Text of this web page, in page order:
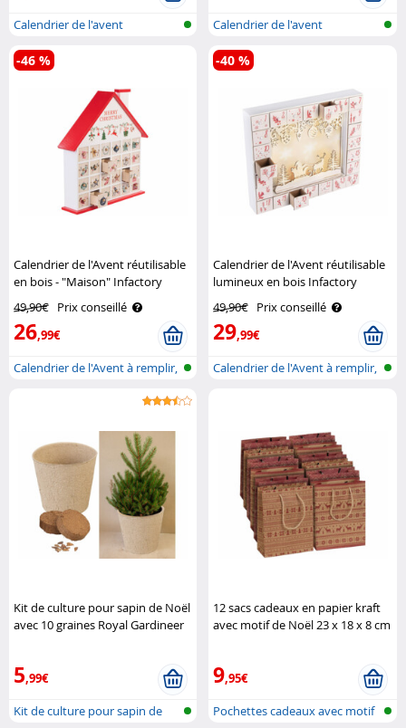
Calendrier de l'avent
Calendrier de l'avent
Calendrier de l'Avent réutilisable
en bois - "Maison" Infactory
49,90€ Prix conseillé
26,99€
-46 %
Calendrier de l'Avent à remplir,
Calendrier de l'Avent réutilisable
lumineux en bois Infactory
49,90€ Prix conseillé
29,99€
-40 %
Calendrier de l'Avent à remplir,
Kit de culture pour sapin de Noël
avec 10 graines Royal Gardineer
5,99€
Kit de culture pour sapin de
12 sacs cadeaux en papier kraft
avec motif de Noël 23 x 18 x 8 cm
9,95€
Pochettes cadeaux avec motif